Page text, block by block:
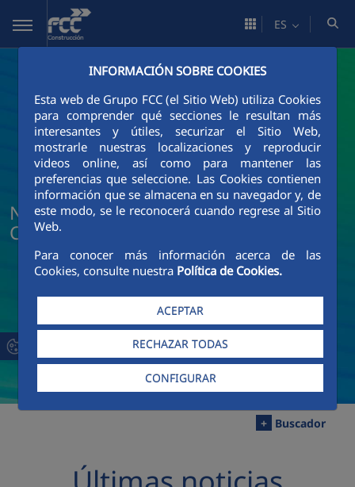
Saltar al contenido principal
INFORMACIÓN SOBRE COOKIES
Esta web de Grupo FCC (el Sitio Web) utiliza Cookies
para comprender qué secciones le resultan más
interesantes y útiles, securizar el Sitio Web,
mostrarle nuestras localizaciones y reproducir
videos online, así como para mantener las
preferencias que seleccione. Las Cookies contienen
información que se almacena en su navegador y, de
este modo, se le reconocerá cuando regrese al Sitio
Web.
Para conocer más información acerca de las
Cookies, consulte nuestra Política de Cookies.
ACEPTAR
RECHAZAR TODAS
CONFIGURAR
ES
Noticias y actualidad de FCC
Construcción
+ Buscador